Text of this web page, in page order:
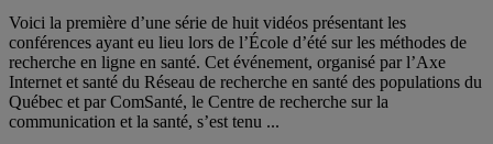
Voici la première d’une série de huit vidéos présentant les
conférences ayant eu lieu lors de l’École d’été sur les méthodes de
recherche en ligne en santé. Cet événement, organisé par l’Axe
Internet et santé du Réseau de recherche en santé des populations du
Québec et par ComSanté, le Centre de recherche sur la
communication et la santé, s’est tenu ...